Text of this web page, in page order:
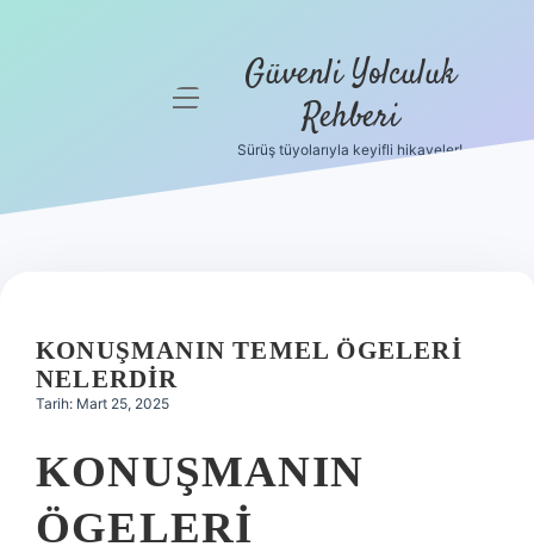
Hakkımızda
menüyü Güvenli Yolculuk
Rehberi
Sürüş tüyolarıyla keyifli hikayeler!
KONUŞMANIN TEMEL ÖGELERI
NELERDIR
Tarih: Mart 25, 2025
KONUŞMANIN
ÖGELERI